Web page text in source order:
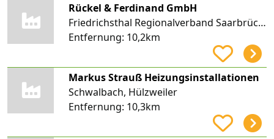
Rückel & Ferdinand GmbH
Friedrichsthal Regionalverband Saarbrücken, Bildstock
Entfernung: 10,2km
Markus Strauß Heizungsinstallationen
Schwalbach, Hülzweiler
Entfernung: 10,3km